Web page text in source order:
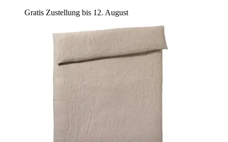
Gratis Zustellung bis 12. August